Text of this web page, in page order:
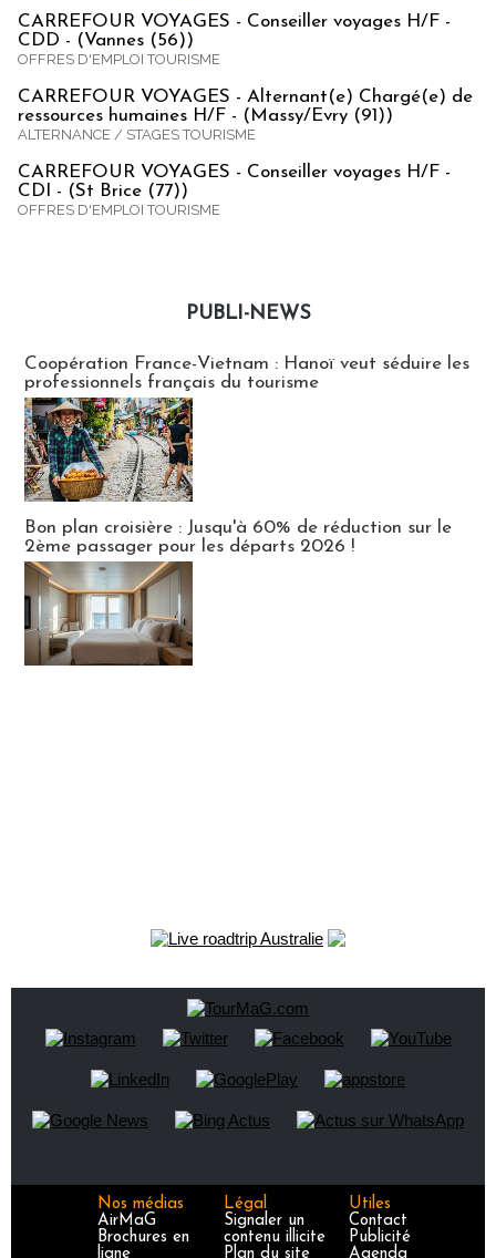
CARREFOUR VOYAGES - Conseiller voyages H/F -
CDD - (Vannes (56))
OFFRES D'EMPLOI TOURISME
CARREFOUR VOYAGES - Alternant(e) Chargé(e) de
ressources humaines H/F - (Massy/Evry (91))
ALTERNANCE / STAGES TOURISME
CARREFOUR VOYAGES - Conseiller voyages H/F -
CDI - (St Brice (77))
OFFRES D'EMPLOI TOURISME
PUBLI-NEWS
Coopération France-Vietnam : Hanoï veut séduire les
professionnels français du tourisme
Bon plan croisière : Jusqu'à 60% de réduction sur le
2ème passager pour les départs 2026 !
Nos médias
AirMaG
Brochures en
ligne
Légal
Signaler un
contenu illicite
Plan du site
Utiles
Contact
Publicité
Agenda